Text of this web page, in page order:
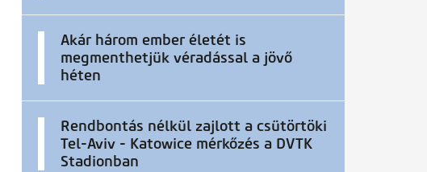
Akár három ember életét is
megmenthetjük véradással a jövő
héten
Rendbontás nélkül zajlott a csütörtöki
Tel-Aviv - Katowice mérkőzés a DVTK
Stadionban